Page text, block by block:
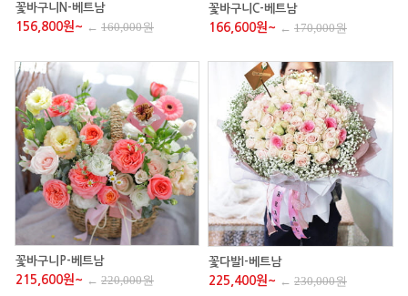
꽃바구니N-베트남
156,800원~ ← 160,000원
꽃바구니C-베트남
166,600원~ ← 170,000원
꽃바구니P-베트남
215,600원~ ← 220,000원
꽃다발I-베트남
225,400원~ ← 230,000원